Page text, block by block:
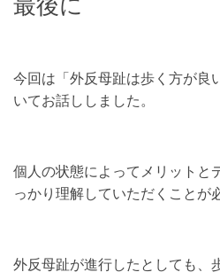
今回は「外反母趾は歩く方が良
いてお話ししました。
個人の状態によってメリットと
っかり理解していただくことが
外反母趾が進行したとしても、